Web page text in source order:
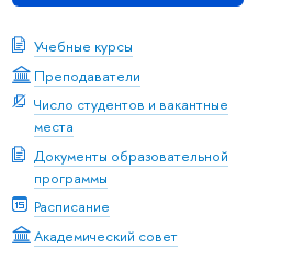
Учебные курсы
Преподаватели
Число студентов и вакантные
места
Документы образовательной
программы
Расписание
Академический совет